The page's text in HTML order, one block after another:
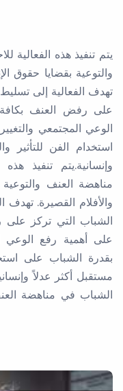
يتم تنفيذ هذه الفعالية
والتوعية بقضايا حقوق
تهدف الفعالية إلى
على رفض العنف بكافة
الوعي المجتمعي
استخدام الفن للتأثير
وإنسانية.يتم تنفيذ
مناهضة العنف
والأفلام القصيرة. تهدف
الشباب التي تركز على
على أهمية رفع الوعي
بقدرة الشباب على
مستقبل أكثر عدلاً
الشباب في مناهضة